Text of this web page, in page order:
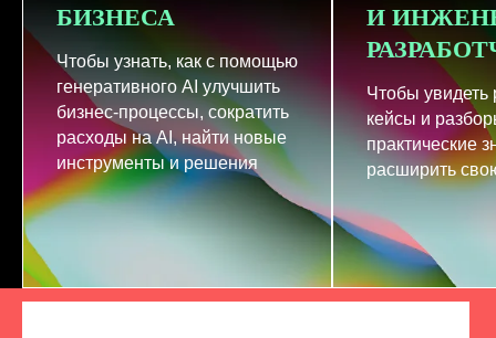
БИЗНЕСА
Чтобы узнать, как с помощью
генеративного AI улучшить
бизнес-процессы, сократить
расходы на AI, найти новые
инструменты и решения
И
Чтобы увидеть
кейсы и
практические
расширить